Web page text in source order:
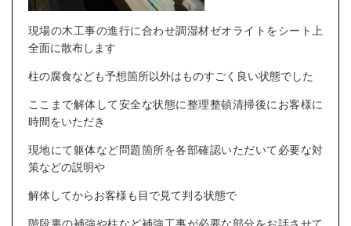
現場の木工事の進行に合わせ調湿材ゼオライトをシート上
全面に散布します
柱の腐食なども予想箇所以外はものすごく良い状態でした
ここまで解体して安全な状態に整理整頓清掃後にお客様に
時間をいただき
現地にて躯体など問題箇所を各部確認いただいて必要な対
策などの説明や
解体してからお客様も目で見て判る状態で